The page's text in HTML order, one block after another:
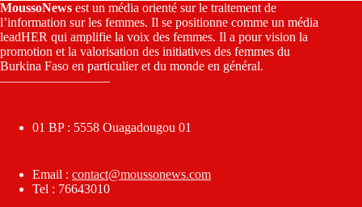
MoussoNews est un média orienté sur le traitement de
l’information sur les femmes. Il se positionne comme un média
leadHER qui amplifie la voix des femmes. Il a pour vision la
promotion et la valorisation des initiatives des femmes du
Burkina Faso en particulier et du monde en général.
————————–
01 BP : 5558 Ouagadougou 01
Email : contact@moussonews.com
Tel : 76643010